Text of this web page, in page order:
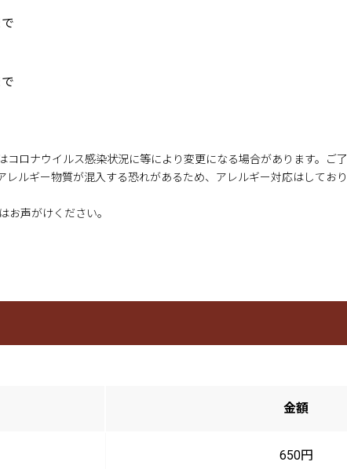
ロナウイルス感染状況に等により変更になる場合があります。ご了
ルギー物質が混入する恐れがあるため、アレルギー対応はしてお
声がけください。
金額
650円